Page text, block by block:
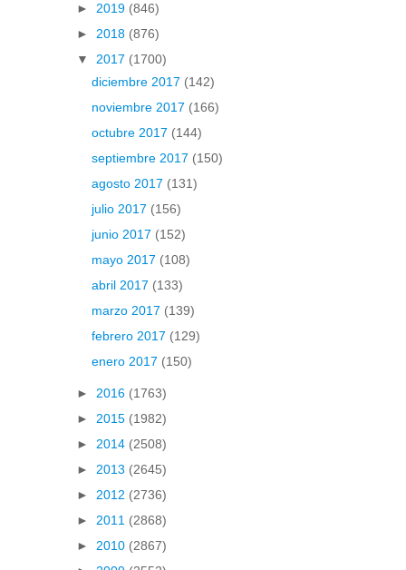
► 2019 (846)
► 2018 (876)
▼ 2017 (1700)
diciembre 2017 (142)
noviembre 2017 (166)
octubre 2017 (144)
septiembre 2017 (150)
agosto 2017 (131)
julio 2017 (156)
junio 2017 (152)
mayo 2017 (108)
abril 2017 (133)
marzo 2017 (139)
febrero 2017 (129)
enero 2017 (150)
► 2016 (1763)
► 2015 (1982)
► 2014 (2508)
► 2013 (2645)
► 2012 (2736)
► 2011 (2868)
► 2010 (2867)